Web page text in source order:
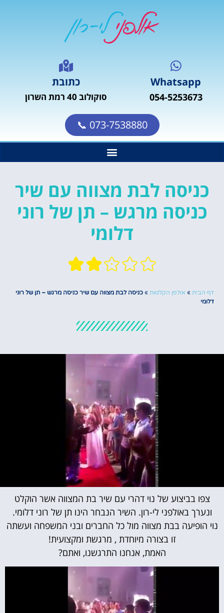
Whatsapp
054-5253673
כתובת
סוקולוב 40 רמת השרון
073-7538880 📞
כניסה לבת מצווה עם שיר
כניסה מרגש – תן של רוני
דלומי
דף הבית » אולפן הקלטות » כניסה לבת מצווה עם שיר כניסה מרגש – תן של רוני
דלומי
צפו בביצוע של נוי דהרי עם שיר בת המצווה אשר הוקלט
ונערך באולפני לי-רון. השיר הנבחר הינו תן של רוני דלומי.
נוי הופיעה בבת מצווה מול כל החברים ובני המשפחה ועשתה
זו בצורה מיוחדת , מרגשת ומקצועית!
האמת, אנחנו התרגשנו, ואתם?